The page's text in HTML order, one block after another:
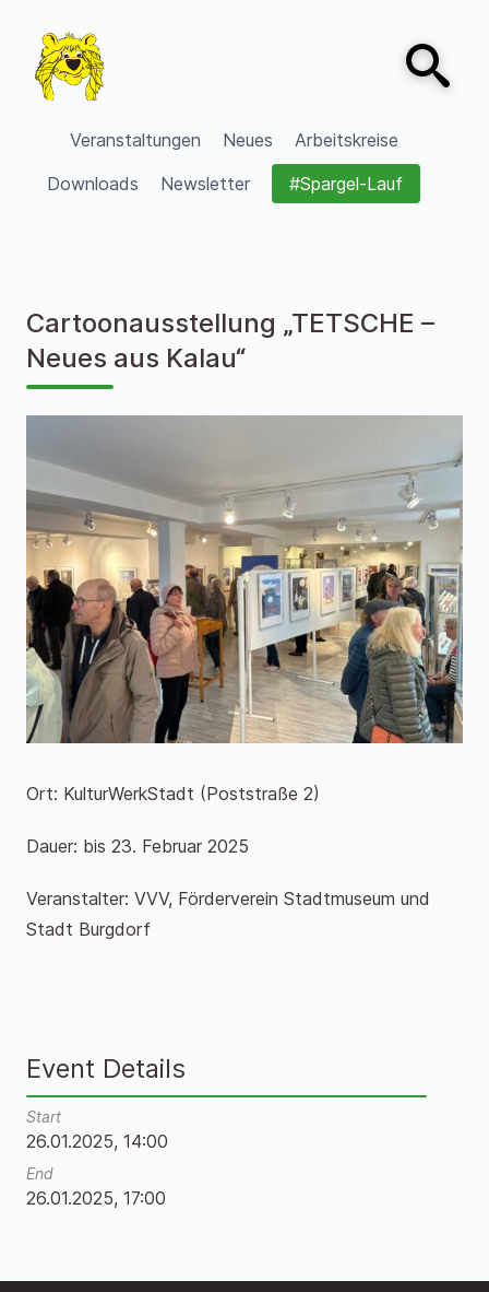
VVV Burgdorf
Veranstaltungen Neues
Arbeitskreise
Downloads
Newsletter #Spargel-Lauf
Open
Cartoonausstellung „TETSCHE –
Neues aus Kalau“
Ort: KulturWerkStadt (Poststraße 2)
Dauer: bis 23. Februar 2025
Veranstalter: VVV, Förderverein Stadtmuseum und
Stadt Burgdorf
Event Details
Start
26.01.2025, 14:00
End
26.01.2025, 17:00